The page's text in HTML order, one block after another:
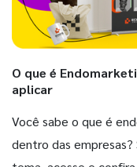
O que é
aplicar
Você sabe o que é
dentro das